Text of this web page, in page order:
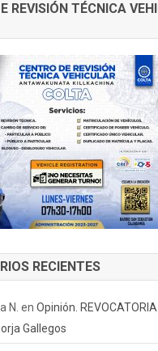
REVISIÓN TÉCNICA
RECIENTES
N. en Opinión.
Gallegos